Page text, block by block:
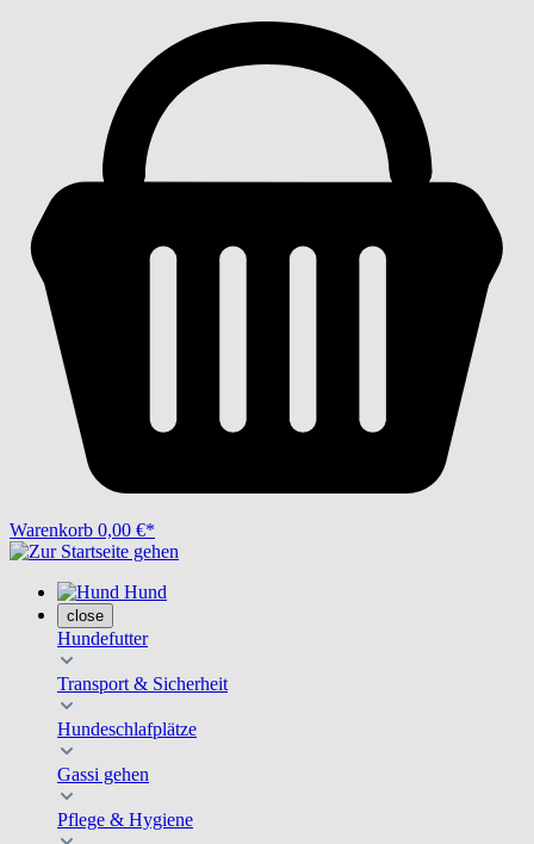
Warenkorb 0,00 €*
Hund
close
Hundefutter
Transport & Sicherheit
Hundeschlafplätze
Gassi gehen
Pflege & Hygiene